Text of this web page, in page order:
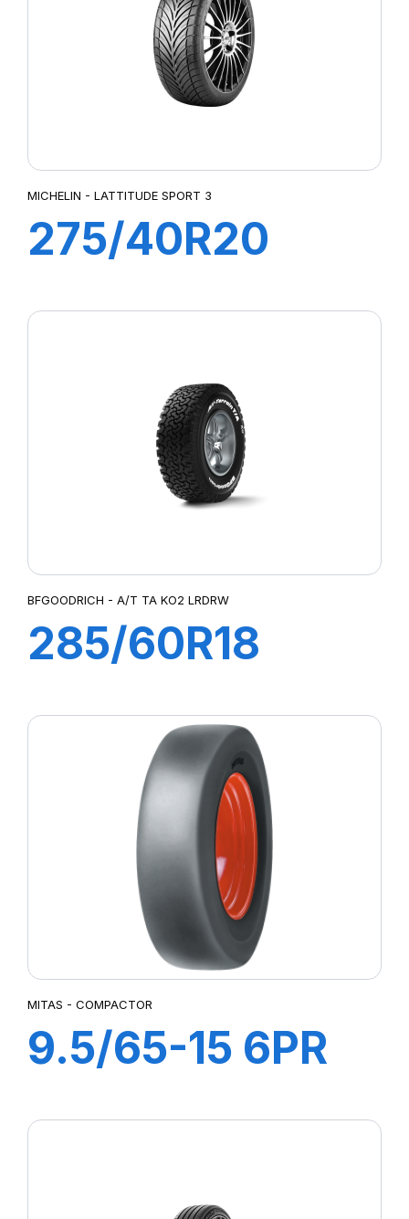
MICHELIN - LATTITUDE SPORT 3
275/40R20
SPORT 3
BFGOODRICH - A/T TA KO2 LRDRW
285/60R18
KO2 LRDRWL
MITAS - COMPACTOR
9.5/65-15 6PR